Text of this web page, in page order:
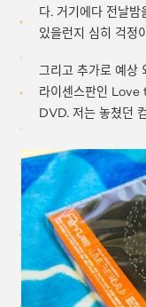
다. 거기에다 전날
있을런지 심히 걱정
그리고 추가로 예상
라이센스판인
DVD. 저는 놓쳤던